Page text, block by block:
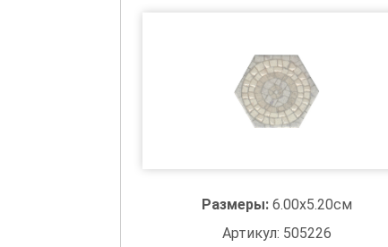
Размеры: 6.00x5.20см
Артикул: 505226